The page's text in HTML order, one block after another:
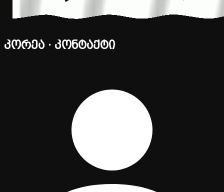
კორეა · კონტაქტი